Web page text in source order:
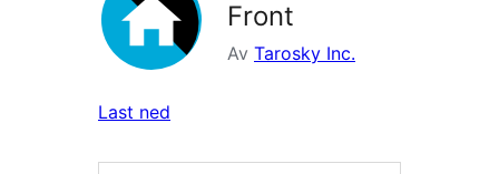
Front
Av Tarosky Inc.
Last ned